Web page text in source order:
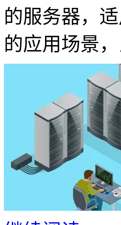
的服务器，
的应用场景